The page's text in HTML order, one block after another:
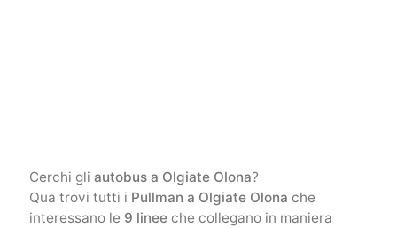
Cerchi gli autobus a Olgiate Olona?
Qua trovi tutti i Pullman a Olgiate Olona che
interessano le 9 lineeche collegano in maniera